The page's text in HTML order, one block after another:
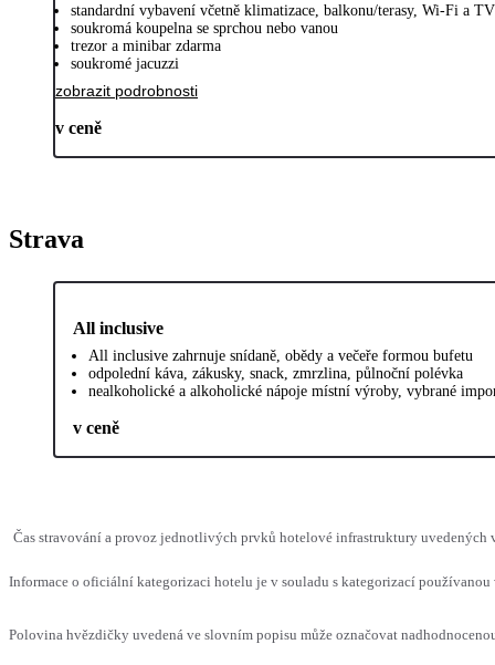
standardní vybavení včetně klimatizace, balkonu/terasy, Wi-Fi a TV
soukromá koupelna se sprchou nebo vanou
trezor a minibar zdarma
soukromé jacuzzi
zobrazit podrobnosti
v ceně
Strava
All inclusive
All inclusive zahrnuje snídaně, obědy a večeře formou bufetu
odpolední káva, zákusky, snack, zmrzlina, půlnoční polévka
nealkoholické a alkoholické nápoje místní výroby, vybrané
v ceně
Čas stravování a provoz jednotlivých prvků hotelové infrastruktury uvedených
Informace o oficiální kategorizaci hotelu je v souladu s kategorizací
Polovina hvězdičky uvedená ve slovním popisu může označovat